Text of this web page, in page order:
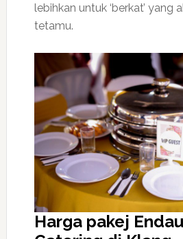
lebihkan untuk ‘berkat’ yang
tetamu.
Harga pakej